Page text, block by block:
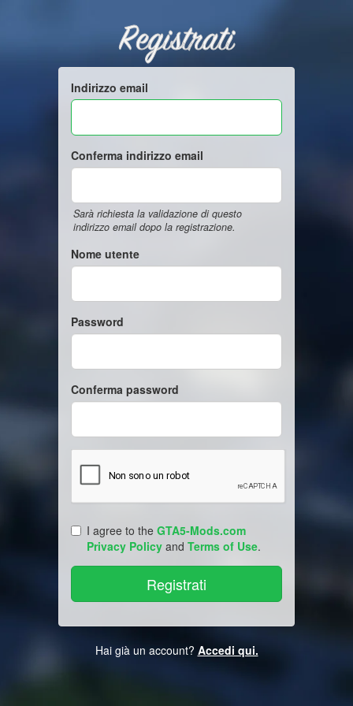
Registrati
Indirizzo email
Conferma indirizzo email
Sarà richiesta la validazione di questo
indirizzo email dopo la registrazione.
Nome utente
Password
Conferma password
I agree to the GTA5-Mods.com
Privacy Policy and Terms of Use.
Hai già un account? Accedi qui.